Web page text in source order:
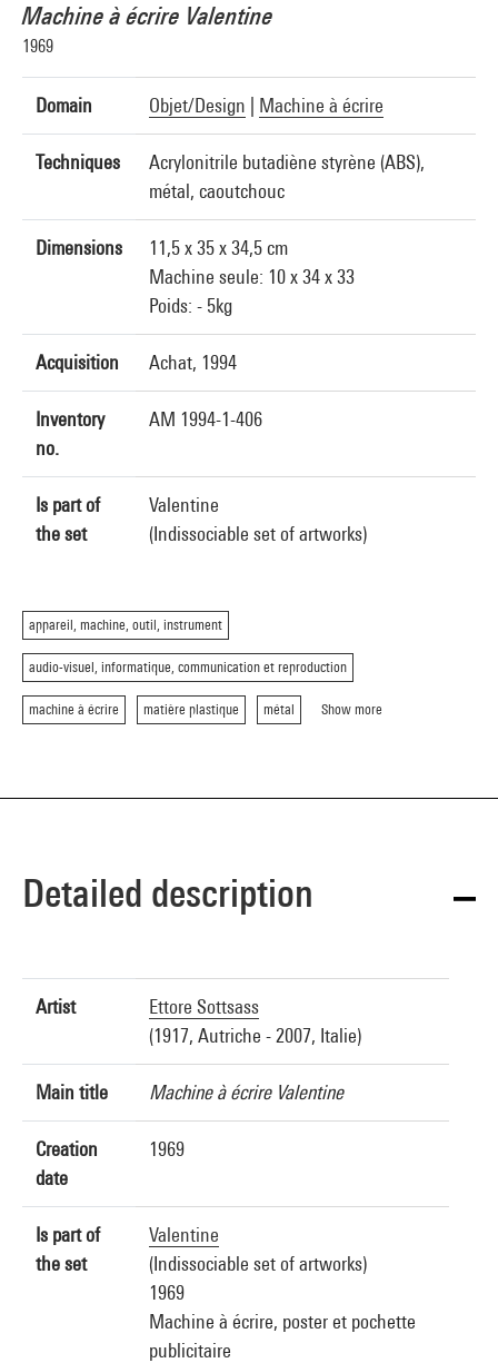
Machine à écrire Valentine
1969
Domain Objet/Design Machine à écrire
Techniques
Acrylonitrile butadiène styrène (ABS),
métal, caoutchouc
Dimensions
11,5 x 35 x 34,5 cm
Machine seule: 10 x 34 x 33
Poids: - 5kg
Acquisition Achat, 1994
Inventory
no.
AM 1994-1-406
Is part of
the set
Valentine
(Indissociable set of artworks)
appareil, machine, outil, instrument
audio-visuel, informatique, communication et reproduction
machine à écrire matière plastique métal Show more
Detailed description
Artist
Ettore Sottsass
(1917, Autriche - 2007, Italie)
Main title Machine à écrire Valentine
Creation
date
1969
Is part of
the set
Valentine
(Indissociable set of artworks)
1969
Machine à écrire, poster et pochette
publicitaire